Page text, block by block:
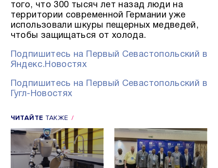
того, что 300 тысяч лет назад люди на
территории современной Германии уже
использовали шкуры пещерных медведей,
чтобы защищаться от холода.
Подпишитесь на Первый Севастопольский в
Яндекс.Новостях
Подпишитесь на Первый Севастопольский в
Гугл-Новостях
ЧИТАЙТЕ ТАКЖЕ